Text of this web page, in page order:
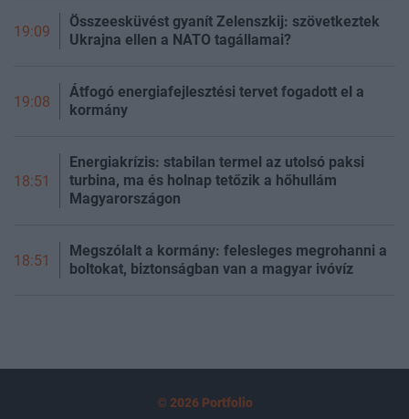
19:09
Összeesküvést gyanít Zelenszkij: szövetkeztek
Ukrajna ellen a NATO tagállamai?
19:08
Átfogó energiafejlesztési tervet fogadott el a
kormány
18:51
Energiakrízis: stabilan termel az utolsó paksi
turbina, ma és holnap tetőzik a hőhullám
Magyarországon
18:51
Megszólalt a kormány: felesleges megrohanni a
boltokat, biztonságban van a magyar ivóvíz
© 2026 Portfolio